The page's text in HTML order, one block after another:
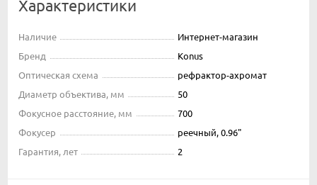
Характеристики
Наличие
Интернет-магазин
Бренд
Konus
Оптическая схема
рефрактор-ахромат
Диаметр объектива, мм
50
Фокусное расстояние, мм
700
Фокусер
реечный, 0.96"
Гарантия, лет
2